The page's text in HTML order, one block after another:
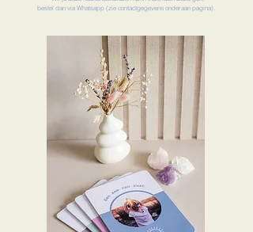
bestel dan via Whatsapp (zie contactgegevens onderaan pagina).